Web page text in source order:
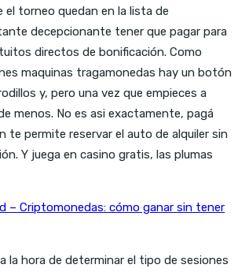
torneo quedan en la lista de
decepcionante tener que pagar para
directos de bonificación. Como
maquinas tragamonedas hay un botón
y, pero una vez que empieces a
menos. No es asi exactamente, pagá
te permite reservar el auto de alquiler sin
Y juega en casino gratis, las plumas
– Criptomonedas: cómo ganar sin tener
la hora de determinar el tipo de sesiones